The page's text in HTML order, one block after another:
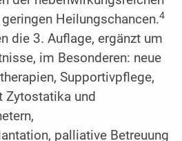
Heilungschancen.4
die 3. Auflage, ergänzt um
im Besonderen: neue
Supportivpflege,
Zytostatika und
palliative Betreuung